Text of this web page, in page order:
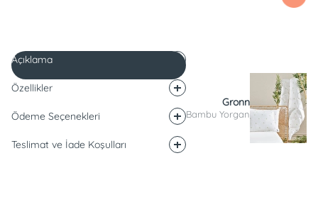
Açıklama
Özellikler
Ödeme Seçenekleri
Teslimat ve İade Koşulları
Gronn
Bambu Yorgan